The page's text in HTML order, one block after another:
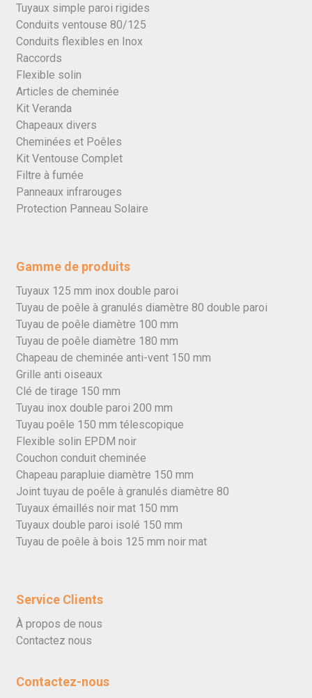
Tuyaux simple paroi rigides
Conduits ventouse 80/125
Conduits flexibles en Inox
Raccords
Flexible solin
Articles de cheminée
Kit Veranda
Chapeaux divers
Cheminées et Poêles
Kit Ventouse Complet
Filtre à fumée
Panneaux infrarouges
Protection Panneau Solaire
Gamme de produits
Tuyaux 125 mm inox double paroi
Tuyau de poêle à granulés diamètre 80 double paroi
Tuyau de poêle diamètre 100 mm
Tuyau de poêle diamètre 180 mm
Chapeau de cheminée anti-vent 150 mm
Grille anti oiseaux
Clé de tirage 150 mm
Tuyau inox double paroi 200 mm
Tuyau poêle 150 mm télescopique
Flexible solin EPDM noir
Couchon conduit cheminée
Chapeau parapluie diamètre 150 mm
Joint tuyau de poêle à granulés diamètre 80
Tuyaux émaillés noir mat 150 mm
Tuyaux double paroi isolé 150 mm
Tuyau de poêle à bois 125 mm noir mat
Service Clients
À propos de nous
Contactez nous
Contactez-nous